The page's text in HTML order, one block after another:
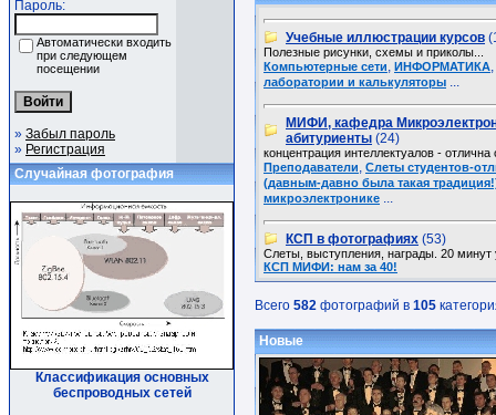
Пароль:
Автоматически входить
при следующем
посещении
» Забыл пароль
» Регистрация
Случайная фотография
Классификация основных
беспроводных сетей
Учебные иллюстрации курсов
Полезные рисунки, схемы и приколы...
Компьютерные сети, ИНФОРМАТИКА,
лаборатории и калькуляторы ...
МИФИ, кафедра
абитуриенты (24)
концентрация интеллектуалов - отлична
Преподаватели, Слеты студентов-
(давным-давно была такая
микроэлектронике ...
КСП в фотографиях (53)
Слеты, выступления, награды. 20
КСП МИФИ: нам за 40!
Всего 582 фотографий в 105
Новые